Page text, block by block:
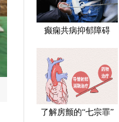
癫痫共病抑郁障碍
了解房颤的“七宗罪”